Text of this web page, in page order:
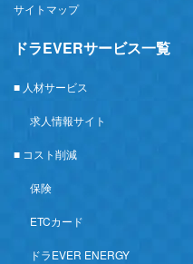
サイトマップ
ドラEVERサービス一覧
■ 人材サービス
求人情報サイト
■ コスト削減
保険
ETCカード
ドラEVER ENERGY